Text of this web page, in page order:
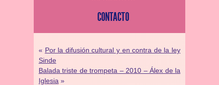
CONTACTO
« Por la difusión cultural y en contra de la ley
Sinde
Balada triste de trompeta – 2010 – Álex de la
Iglesia »